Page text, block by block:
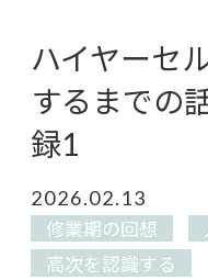
ハイヤーセ
するまでの
録1
2026.02.13
修業期の回想
高次を認識する